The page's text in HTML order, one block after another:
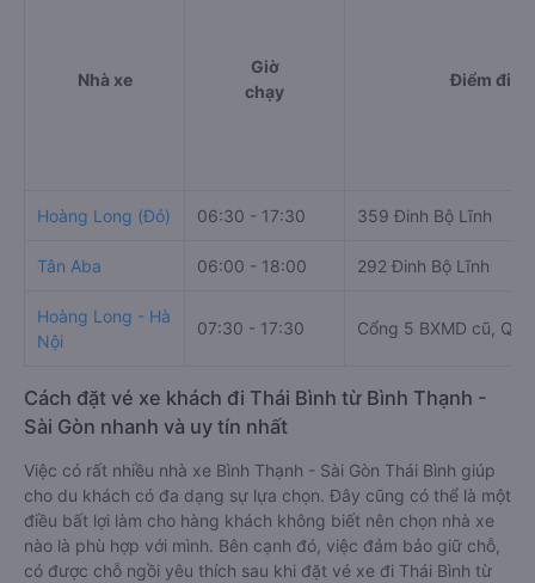
Nhà xe
Giờ
chạy
Điểm đi
Hoàng Long (Đỏ) 06:30 - 17:30 359 Đinh Bộ Lĩnh
Tân Aba 06:00 - 18:00 292 Đinh Bộ Lĩnh
Hoàng Long - Hà
Nội
07:30 - 17:30 Cổng 5 BXMD cũ,
Cách đặt vé xe khách đi Thái Bình từ Bình Thạnh -
Sài Gòn nhanh và uy tín nhất
Việc có rất nhiều nhà xe Bình Thạnh - Sài Gòn Thái Bình giúp
cho du khách có đa dạng sự lựa chọn. Đây cũng có thể là một
điều bất lợi làm cho hàng khách không biết nên chọn nhà xe
nào là phù hợp với mình. Bên cạnh đó, việc đảm bảo giữ chỗ,
có được chỗ ngồi yêu thích sau khi đặt vé xe đi Thái Bình từ